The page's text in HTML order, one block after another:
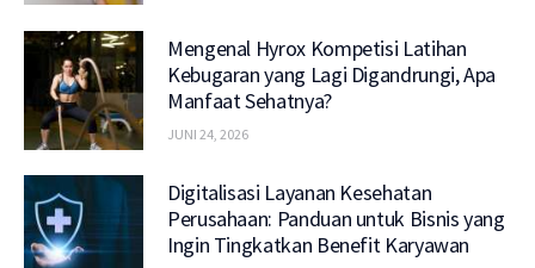
Mengenal Hyrox Kompetisi Latihan
Kebugaran yang Lagi Digandrungi, Apa
Manfaat Sehatnya?
JUNI 24, 2026
Digitalisasi Layanan Kesehatan
Perusahaan: Panduan untuk Bisnis yang
Ingin Tingkatkan Benefit Karyawan